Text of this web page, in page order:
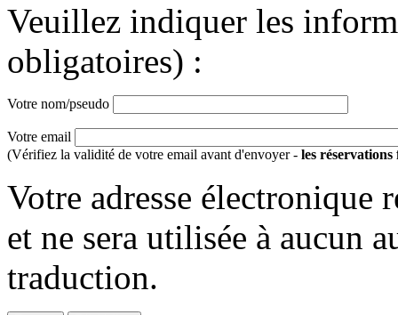
Veuillez indiquer les
obligatoires) :
Votre nom/pseudo
Votre email
(Vérifiez la validité de votre email avant d'envoyer - les réservations
Votre adresse électronique
et ne sera utilisée à aucun
traduction.